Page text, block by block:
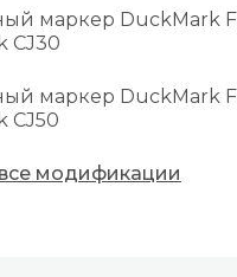
маркер DuckMark
CJ30
маркер DuckMark
CJ50
модификации